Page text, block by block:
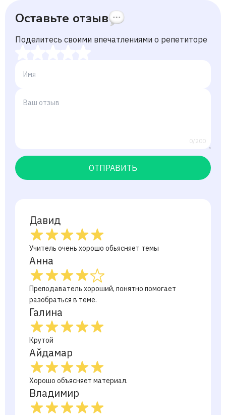
Оставьте отзыв
Поделитесь своими впечатлениями о репетиторе
0/200
ОТПРАВИТЬ
Давид
Учитель очень хорошо обьясняет темы
Анна
Преподаватель хороший, понятно помогает
разобраться в теме.
Галина
Крутой
Айдамар
Хорошо объясняет материал.
Владимир